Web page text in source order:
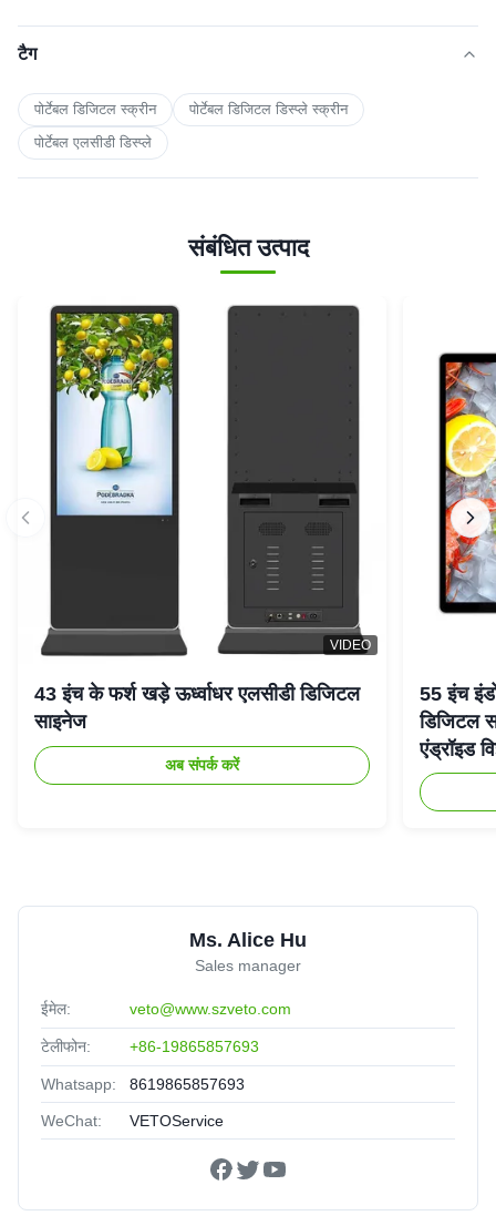
टैग
पोर्टेबल डिजिटल स्क्रीन
पोर्टेबल डिजिटल डिस्प्ले स्क्रीन
पोर्टेबल एलसीडी डिस्प्ले
संबंधित उत्पाद
VIDEO
43 इंच के फर्श खड़े ऊर्ध्वाधर एलसीडी डिजिटल
साइनेज
अब संपर्क करें
55 इंच
डिजिटल
एंड्रॉइड
Ms. Alice Hu
Sales manager
ईमेल: veto@www.szveto.com
टेलीफोन: +86-19865857693
Whatsapp: 8619865857693
WeChat: VETOService